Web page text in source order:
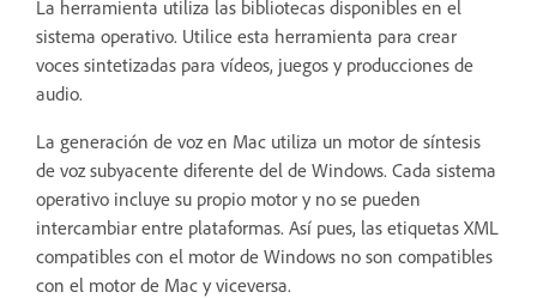
La herramienta utiliza las bibliotecas disponibles en el
sistema operativo. Utilice esta herramienta para crear
voces sintetizadas para vídeos, juegos y producciones de
audio.
La generación de voz en Mac utiliza un motor de síntesis
de voz subyacente diferente del de Windows. Cada sistema
operativo incluye su propio motor y no se pueden
intercambiar entre plataformas. Así pues, las etiquetas XML
compatibles con el motor de Windows no son compatibles
con el motor de Mac y viceversa.